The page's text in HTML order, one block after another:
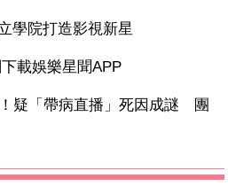
學院打造影視新星
載娛樂星聞APP
疑「帶病直播」死因成謎 團